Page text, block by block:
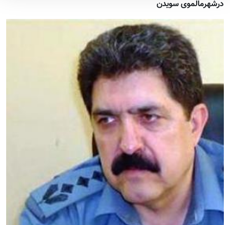
درشهرمالموی سویدن